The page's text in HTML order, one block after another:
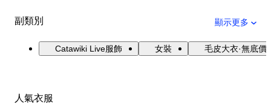
副類別 顯示更多
Catawiki Live服飾 女裝 毛皮大衣·無底價
人氣衣服